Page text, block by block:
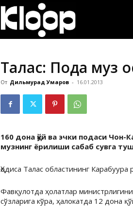
Талас: Пода муз
От Дильмурад Умаров - 16.01.2013
160 дона қўй ва эчки подаси Чон-
музнинг ёрилиши сабаб сувга
Ҳодиса Талас областининг
Фавқулотда ҳолатлар
сўзларига кўра, ҳалокатда 12 дона